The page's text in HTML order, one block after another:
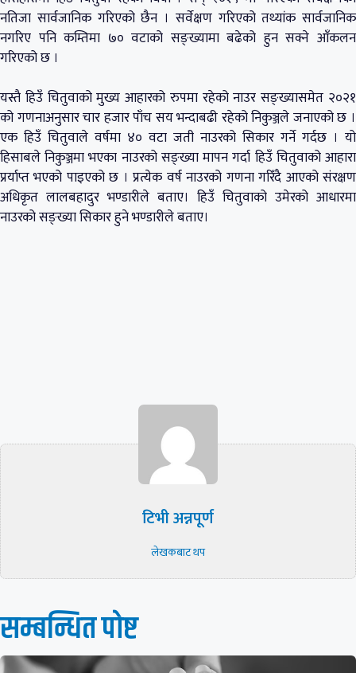
नतिजा सार्वजानिक गरिएको छैन । सर्वेक्षण गरिएको तथ्यांक सार्वजानिक
नगरिए पनि कम्तिमा ७० वटाको सङ्ख्यामा बढेको हुन सक्ने आँकलन
गरिएको छ ।
यस्तै हिउँ चितुवाको मुख्य आहारको रुपमा रहेको नाउर सङ्ख्यासमेत २०२१
को गणनाअनुसार चार हजार पाँच सय भन्दाबढी रहेको निकुञ्जले जनाएको छ ।
एक हिउँ चितुवाले वर्षमा ४० वटा जती नाउरको सिकार गर्ने गर्दछ । यो
हिसाबले निकुञ्जमा भएका नाउरको सङ्ख्या मापन गर्दा हिउँ चितुवाको आहारा
प्रर्याप्त भएको पाइएको छ । प्रत्येक वर्ष नाउरको गणना गरिँदै आएको संरक्षण
अधिकृत लालबहादुर भण्डारीले बताए। हिउँ चितुवाको उमेरको आधारमा
नाउरको सङ्ख्या सिकार हुने भण्डारीले बताए।
टिभी अन्नपूर्ण
लेखकबाट थप
सम्बन्धित पाेष्ट